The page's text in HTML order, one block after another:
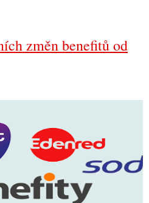
změn benefitů od